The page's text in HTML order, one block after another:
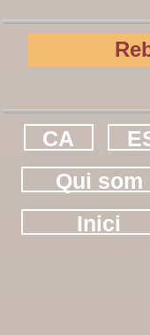
CA
Qui som
Inici